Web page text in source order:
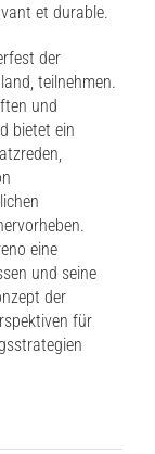
et durable.
der
teilnehmen.
und
bietet ein
eine
und seine
der
für